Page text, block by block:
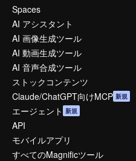
Spaces
AI アシスタント
AI 画像生成ツール
AI 動画生成ツール
AI 音声合成ツール
ストックコンテンツ
Claude/ChatGPT向けMCP 新規
エージェント 新規
API
モバイルアプリ
すべてのMagnificツール